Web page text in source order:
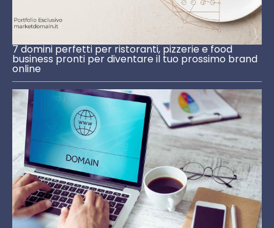
7 domini perfetti per ristoranti, pizzerie e food
business pronti per diventare il tuo prossimo brand
online